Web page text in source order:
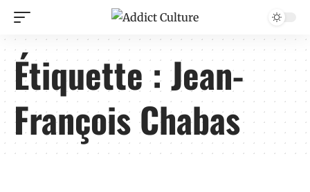
Étiquette :Jean-
François Chabas